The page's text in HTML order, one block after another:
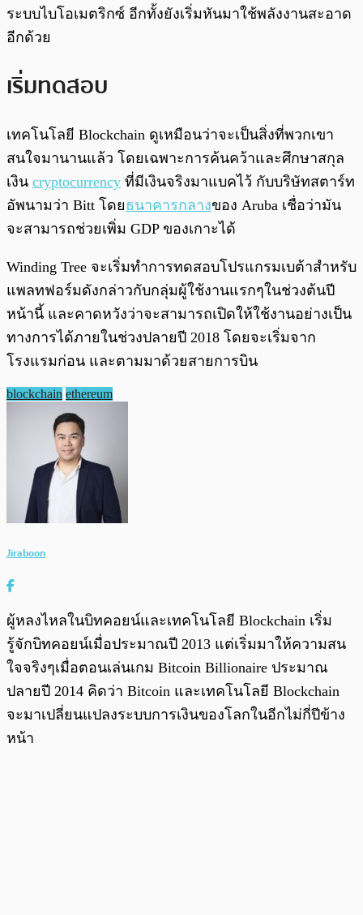
ระบบไบโอเมตริกซ์ อีกทั้งยังเริ่มหันมาใช้พลังงานสะอาด
อีกด้วย
เริ่มทดสอบ
เทคโนโลยี Blockchain ดูเหมือนว่าจะเป็นสิ่งที่พวกเขา
สนใจมานานแล้ว โดยเฉพาะการค้นคว้าและศึกษาสกุล
เงิน cryptocurrency ที่มีเงินจริงมาแบคไว้ กับบริษัทสตาร์ท
อัพนามว่า Bitt โดยธนาคารกลางของ Aruba เชื่อว่ามัน
จะสามารถช่วยเพิ่ม GDP ของเกาะได้
Winding Tree จะเริ่มทำการทดสอบโปรแกรมเบต้าสำหรับ
แพลทฟอร์มดังกล่าวกับกลุ่มผู้ใช้งานแรกๆในช่วงต้นปี
หน้านี้ และคาดหวังว่าจะสามารถเปิดให้ใช้งานอย่างเป็น
ทางการได้ภายในช่วงปลายปี 2018 โดยจะเริ่มจาก
โรงแรมก่อน และตามมาด้วยสายการบิน
blockchain ethereum
Jiraboon
ผู้หลงไหลในบิทคอยน์และเทคโนโลยี Blockchain เริ่ม
รู้จักบิทคอยน์เมื่อประมาณปี 2013 แต่เริ่มมาให้ความสน
ใจจริงๆเมื่อตอนเล่นเกม Bitcoin Billionaire ประมาณ
ปลายปี 2014 คิดว่า Bitcoin และเทคโนโลยี Blockchain
จะมาเปลี่ยนแปลงระบบการเงินของโลกในอีกไม่กี่ปีข้าง
หน้า